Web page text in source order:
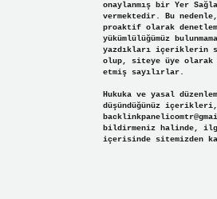
onaylanmış bir Yer
vermektedir. Bu
proaktif olarak
yükümlülüğümüz
yazdıkları içeriklerin
olup, siteye üye olarak
etmiş sayılırlar.
Hukuka ve yasal
düşündüğünüz içerikleri,
bildirmeniz halinde,
içerisinde sitemizden